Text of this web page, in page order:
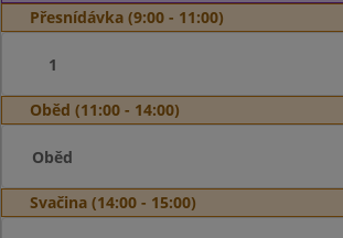
Přesnídávka (9:00 - 11:00)
1
Oběd (11:00 - 14:00)
Oběd
Svačina (14:00 - 15:00)